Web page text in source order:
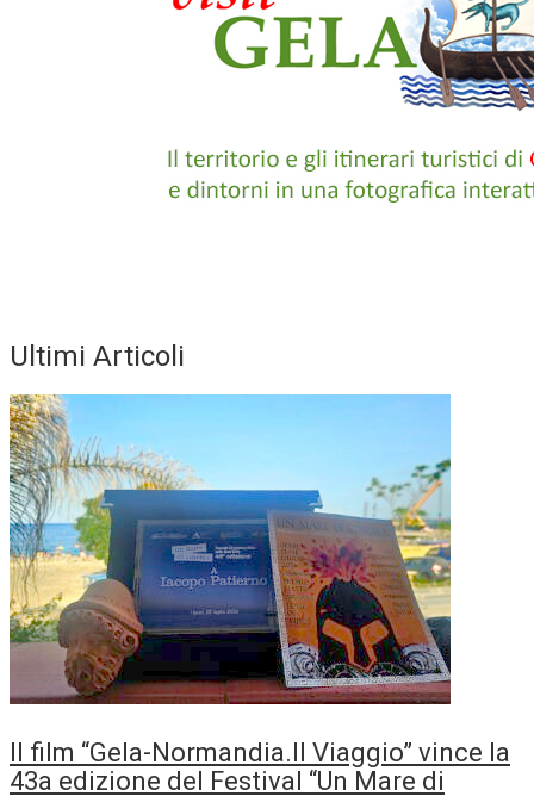
Ultimi Articoli
Il film “Gela-Normandia.Il Viaggio” vince la
43a edizione del Festival “Un Mare di